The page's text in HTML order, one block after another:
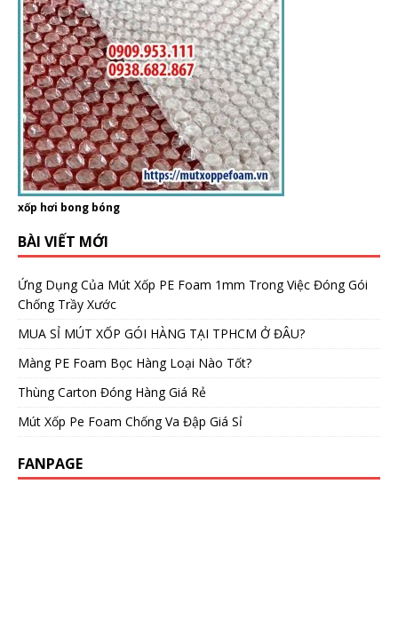
xốp hơi bong bóng
BÀI VIẾT MỚI
Ứng Dụng Của Mút Xốp PE Foam 1mm Trong Việc Đóng Gói
Chống Trầy Xước
MUA SỈ MÚT XỐP GÓI HÀNG TẠI TPHCM Ở ĐÂU?
Màng PE Foam Bọc Hàng Loại Nào Tốt?
Thùng Carton Đóng Hàng Giá Rẻ
Mút Xốp Pe Foam Chống Va Đập Giá Sỉ
FANPAGE